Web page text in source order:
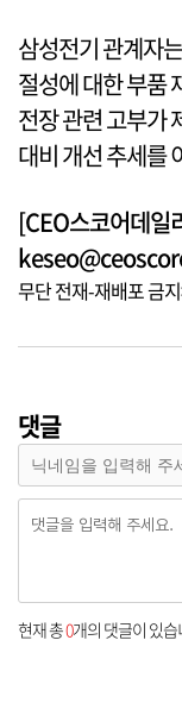
삼성전기 관계자
절성에 대한 부품
전장 관련 고부가
대비 개선 추세를
[CEO스코어데일
무단 전재-재배포 금
댓글
현재 총0개의 댓글이 있